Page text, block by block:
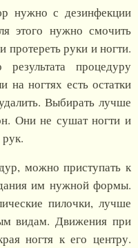
нужно с дезинфекции
этого нужно смочить
протереть руки и ногти.
процедуру
на ногтях есть остатки
Выбирать лучше
Они не сушат ногти и
можно приступать к
им нужной формы.
пилочки, лучше
видам. Движения при
ногтя к его центру.